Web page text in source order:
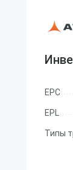
EPC
EPL
Типы